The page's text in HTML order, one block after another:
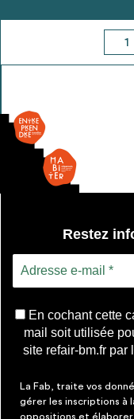
de
Restez
En cochant cette
mail soit utilisée
site refair-bm.fr par
La Fab, traite vos
gérer les inscriptions à
oppositions et élaborer